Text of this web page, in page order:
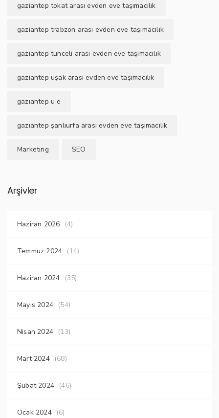
gaziantep tokat arası evden eve taşımacılık
gaziantep trabzon arası evden eve taşımacılık
gaziantep tunceli arası evden eve taşımacılık
gaziantep uşak arası evden eve taşımacılık
gaziantep ü e
gaziantep şanlıurfa arası evden eve taşımacılık
Marketing SEO
Arşivler
Haziran 2026 (4)
Temmuz 2024 (14)
Haziran 2024 (35)
Mayıs 2024 (54)
Nisan 2024 (13)
Mart 2024 (68)
Şubat 2024 (46)
Ocak 2024 (6)